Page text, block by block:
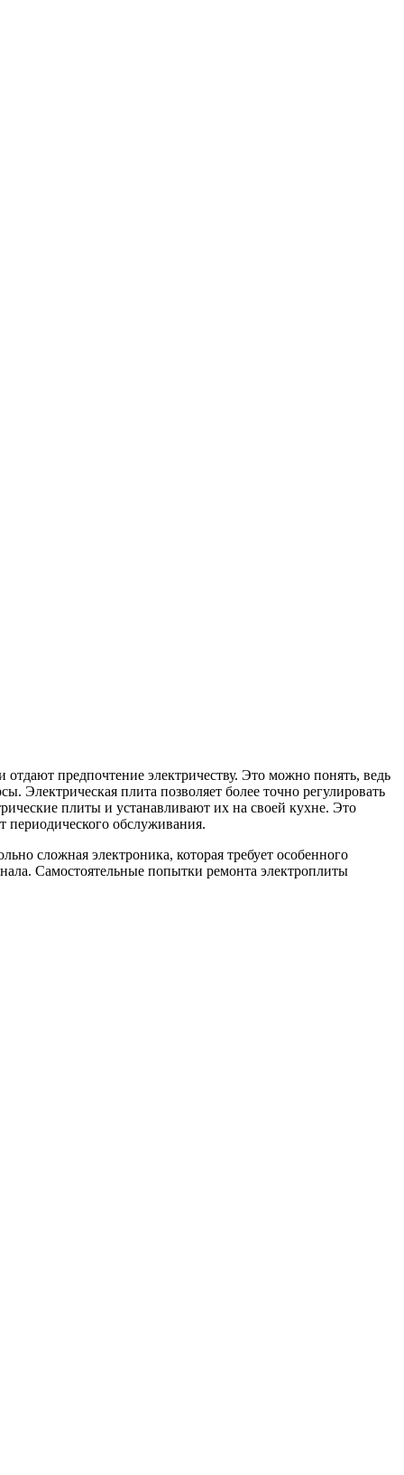
предпочтение электричеству. Это можно понять, ведь
Электрическая плита позволяет более точно регулировать
плиты и устанавливают их на своей кухне. Это
периодического обслуживания.
сложная электроника, которая требует особенного
Самостоятельные попытки ремонта электроплиты